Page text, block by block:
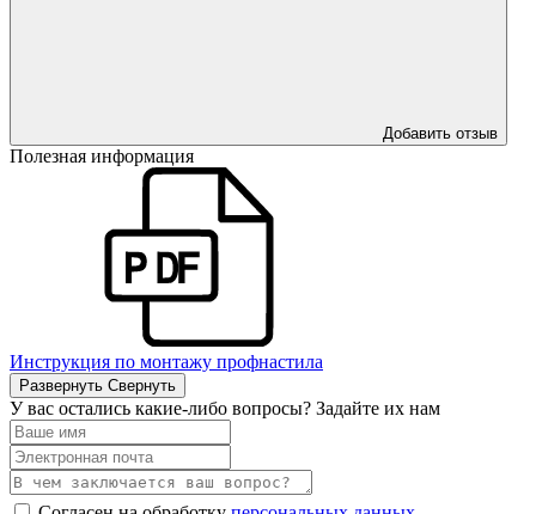
Добавить отзыв
Полезная информация
Инструкция по монтажу профнастила
Развернуть Свернуть
У вас остались какие-либо вопросы? Задайте их нам